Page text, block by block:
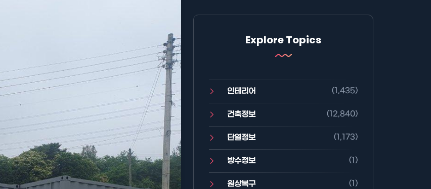
Explore Topics
인테리어 (1,435)
건축정보 (12,840)
단열정보 (1,173)
방수정보 (1)
원상복구 (1)